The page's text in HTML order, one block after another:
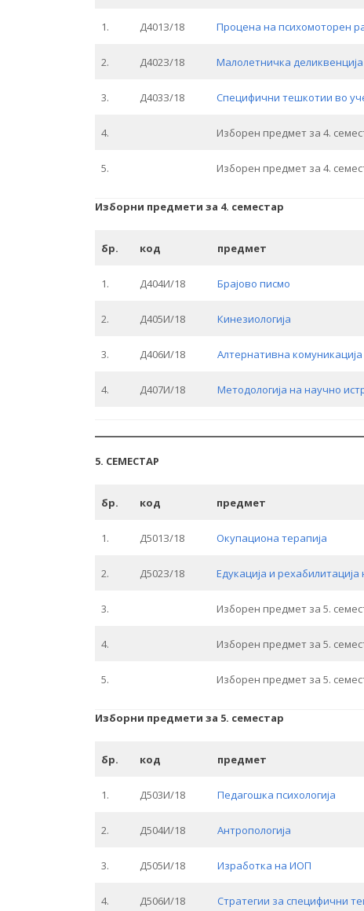
1. Д401З/18 Процена на психомоторен
2. Д402З/18 Малолетничка деликвенција
3. Д403З/18 Специфични тешкотии во
4. Изборен предмет за 4.
5. Изборен предмет за 4.
Изборни предмети за 4. семестар
бр. код предмет
1. Д404И/18 Брајово писмо
2. Д405И/18 Кинезиологија
3. Д406И/18 Алтернативна комуникација
4. Д407И/18 Методологија на научно
5. СЕМЕСТАР
бр. код предмет
1. Д501З/18 Окупациона терапија
2. Д502З/18 Едукација и
3. Изборен предмет за 5.
4. Изборен предмет за 5.
5. Изборен предмет за 5.
Изборни предмети за 5. семестар
бр. код предмет
1. Д503И/18 Педагошка психологија
2. Д504И/18 Антропологија
3. Д505И/18 Изработка на ИОП
4. Д506И/18 Стратегии за специфични